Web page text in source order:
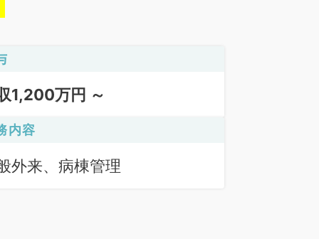
1,200万円 ～
内容
外来、病棟管理